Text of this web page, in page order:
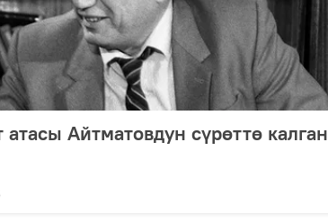
Айтматовдун сүрөттө калган